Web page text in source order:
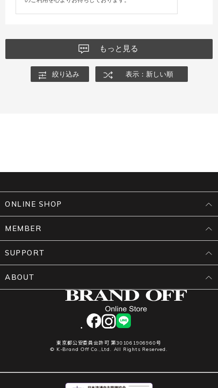
もっと見る
絞り込み 表示：新しい順
facebookinstagram
LINE
東京都公安委員会許可 第301061906960号
© K-Brand Off Co.,Ltd. All Rights Reserved.
ONLINE SHOP
MEMBER
SUPPORT
ABOUT